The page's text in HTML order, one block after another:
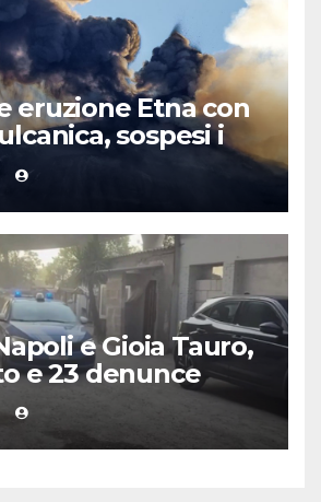
eruzione Etna con
sospesi i
a Catania
e Gioia Tauro,
e 23 denunce